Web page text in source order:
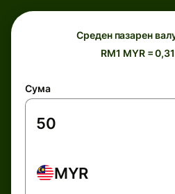
Среден пазарен
RM1 MYR =
Сума
MYR